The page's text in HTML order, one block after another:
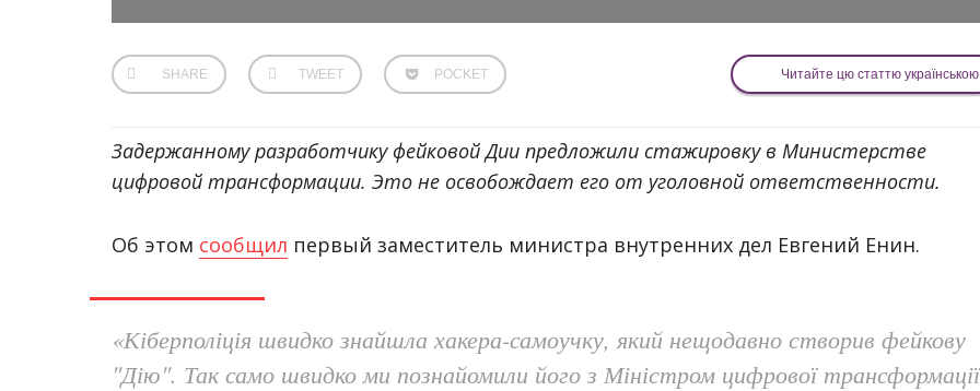
SHARE TWEET POCKET Читайте цю статтю українською
Задержанному разработчику фейковой Дии предложили стажировку в Министерстве
цифровой трансформации. Это не освобождает его от уголовной ответственности.
Об этом сообщил первый заместитель министра внутренних дел Евгений Енин.
«Кіберполіція швидко знайшла хакера-самоучку, який нещодавно створив фейкову
"Дію". Так само швидко ми познайомили його з Міністром цифрової трансформації